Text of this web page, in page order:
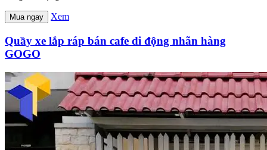
Mua ngay Xem
Quầy xe lắp ráp bán cafe di động nhãn hàng
GOGO